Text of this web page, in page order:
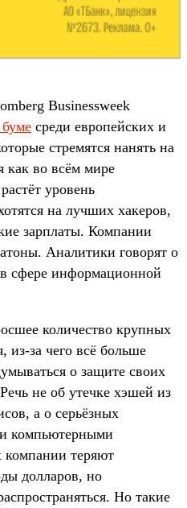
Businessweek
среди европейских и
стремятся нанять на
как во всём мире
уровень
на лучших хакеров,
зарплаты. Компании
Аналитики говорят о
сфере информационной
количество крупных
из-за чего всё больше
о защите своих
не об утечке хэшей из
а о серьёзных
компьютерными
компании теряют
долларов, но
Но такие